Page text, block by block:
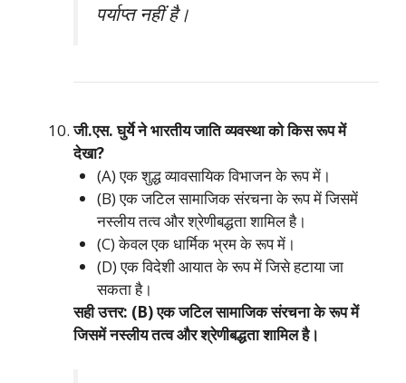
पर्याप्त नहीं है।
जी.एस. घुर्ये ने भारतीय जाति व्यवस्था को किस रूप में
देखा?
(A) एक शुद्ध व्यावसायिक विभाजन के रूप में।
(B) एक जटिल सामाजिक संरचना के रूप में जिसमें
नस्लीय तत्व और श्रेणीबद्धता शामिल है।
(C) केवल एक धार्मिक भ्रम के रूप में।
(D) एक विदेशी आयात के रूप में जिसे हटाया जा
सकता है।
सही उत्तर: (B) एक जटिल सामाजिक संरचना के रूप में
जिसमें नस्लीय तत्व और श्रेणीबद्धता शामिल है।